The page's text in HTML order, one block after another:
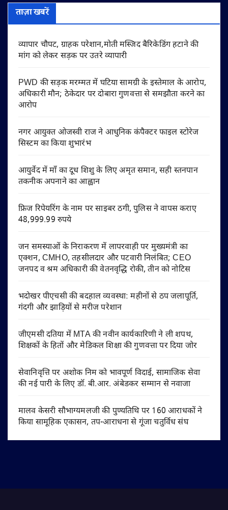
ताज़ा खबरें
व्यापार चौपट, ग्राहक परेशान,मोती मस्जिद बैरिकेडिंग हटाने की
मांग को लेकर सड़क पर उतरे व्यापारी
PWD की सड़क मरम्मत में घटिया सामग्री के इस्तेमाल के आरोप,
अधिकारी मौन; ठेकेदार पर दोबारा गुणवत्ता से समझौता करने का
आरोप
नगर आयुक्त ओजस्वी राज ने आधुनिक कंपैक्टर फाइल स्टोरेज
सिस्टम का किया शुभारंभ
आयुर्वेद में माँ का दूध शिशु के लिए अमृत समान, सही स्तनपान
तकनीक अपनाने का आह्वान
फ्रिज रिपेयरिंग के नाम पर साइबर ठगी, पुलिस ने वापस कराए
48,999.99 रुपये
जन समस्याओं के निराकरण में लापरवाही पर मुख्यमंत्री का
एक्शन, CMHO, तहसीलदार और पटवारी निलंबित; CEO
जनपद व श्रम अधिकारी की वेतनवृद्धि रोकी, तीन को नोटिस
भदोखर पीएचसी की बदहाल व्यवस्था: महीनों से ठप जलापूर्ति,
गंदगी और झाड़ियों से मरीज परेशान
जीएमसी दतिया में MTA की नवीन कार्यकारिणी ने ली शपथ,
शिक्षकों के हितों और मेडिकल शिक्षा की गुणवत्ता पर दिया जोर
सेवानिवृत्ति पर अशोक निम को भावपूर्ण विदाई, सामाजिक सेवा
की नई पारी के लिए डॉ. बी.आर. अंबेडकर सम्मान से नवाजा
मालव केसरी सौभाग्यमलजी की पुण्यतिथि पर 160 आराधकों ने
किया सामूहिक एकासन, तप-आराधना से गूंजा चतुर्विध संघ